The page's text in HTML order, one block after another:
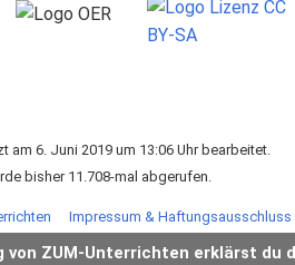
von ZUM-Unterrichten erklärst du
am 6. Juni 2019 um 13:06 Uhr bearbeitet.
bisher 11.708-mal abgerufen.
Impressum & Haftungsausschluss